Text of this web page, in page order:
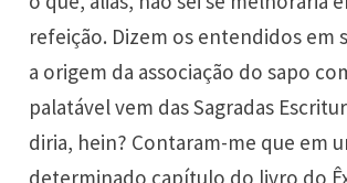
refeição. Dizem os entendidos em
a origem da associação do sapo
palatável vem das Sagradas
diria, hein? Contaram-me que em
determinado capítulo do livro do